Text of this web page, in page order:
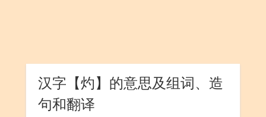
汉字【灼】的意思及组词、造
句和翻译